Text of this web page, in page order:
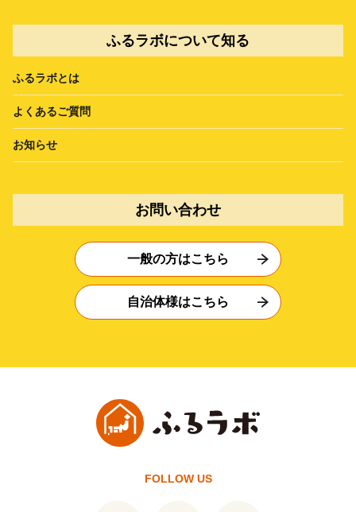
ふるラボについて知る
ふるラボとは
よくあるご質問
お知らせ
お問い合わせ
一般の方はこちら
自治体様はこちら
FOLLOW US